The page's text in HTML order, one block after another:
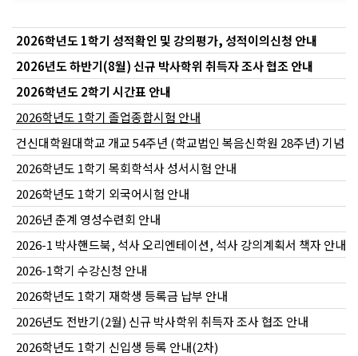
2026학년도 1학기 성적확인 및 강의평가, 성적이의신청 안내
2026년도 하반기(8월) 신규 박사학위 취득자 조사 협조 안내
2026학년도 2학기 시간표 안내
2026학년도 1학기 졸업종합시험 안내
건신대학원대학교 개교 54주년 (학교법인 복음신학원 28주년) 기념
2026학년도 1학기 목회학석사 성서시험 안내
2026학년도 1학기 외국어시험 안내
2026년 춘계 영성수련회 안내
2026-1 박사핸드북, 석사 오리엔테이션, 석사 강의계획서 책자 안내
2026-1학기 수강신청 안내
2026학년도 1학기 재학생 등록금 납부 안내
2026년도 전반기(2월) 신규 박사학위 취득자 조사 협조 안내
2026학년도 1학기 신입생 등록 안내(2차)